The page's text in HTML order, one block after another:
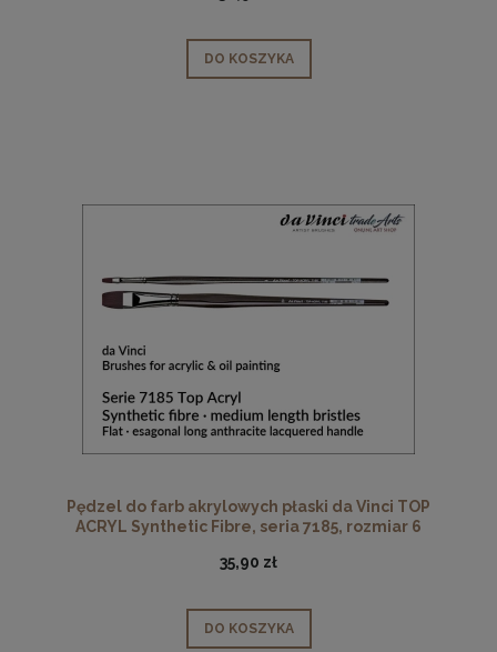
DO KOSZYKA
Pędzel do farb akrylowych płaski da Vinci TOP
ACRYL Synthetic Fibre, seria 7185, rozmiar 6
35,90 zł
DO KOSZYKA